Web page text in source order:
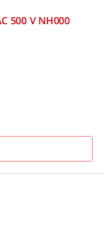
500 V NH000